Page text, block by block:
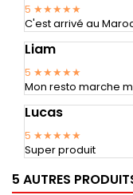
5 ★★★★★
C'est arrivé au
Liam
5 ★★★★★
Mon resto marche
Lucas
5 ★★★★★
Super produit
5 AUTRES